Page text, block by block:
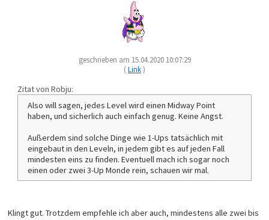
geschrieben am 15.04.2020 10:07:29
(Link)
Zitat von Robju:
Also will sagen, jedes Level wird einen Midway Point
haben, und sicherlich auch einfach genug. Keine Angst.
Außerdem sind solche Dinge wie 1-Ups tatsächlich mit
eingebaut in den Leveln, in jedem gibt es auf jeden Fall
mindesten eins zu finden. Eventuell mach ich sogar noch
einen oder zwei 3-Up Monde rein, schauen wir mal.
Klingt gut. Trotzdem empfehle ich aber auch, mindestens alle zwei bis